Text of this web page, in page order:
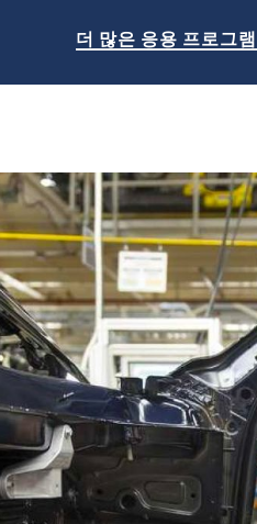
더 많은 응용 프로그